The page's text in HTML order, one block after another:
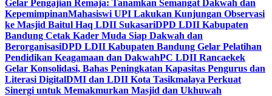
Gelar Pengajian Remaja: Tanamkan Semangat Dakwah dan
KepemimpinanMahasiswi UPI Lakukan Kunjungan Observasi
ke Masjid Baitul Haq LDII SukasariDPD LDII Kabupaten
Bandung Cetak Kader Muda Siap Dakwah dan
BerorganisasiDPD LDII Kabupaten Bandung Gelar Pelatihan
Pendidikan Keagamaan dan DakwahPC LDII Rancaekek
Gelar Konsolidasi, Bahas Peningkatan Kapasitas Pengurus dan
Literasi DigitalDMI dan LDII Kota Tasikmalaya Perkuat
Sinergi untuk Memakmurkan Masjid dan Ukhuwah